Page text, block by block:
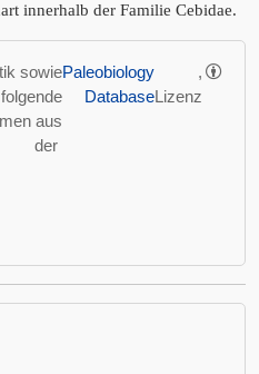
innerhalb der Familie Cebidae.
sowie
aus
der
Paleobiology
Database
,
Lizenz